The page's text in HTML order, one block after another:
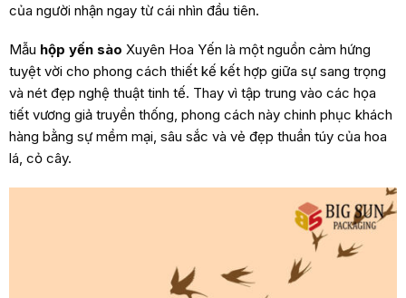
của người nhận ngay từ cái nhìn đầu tiên.
Mẫu hộp yến sào Xuyên Hoa Yến là một nguồn cảm hứng
tuyệt vời cho phong cách thiết kế kết hợp giữa sự sang trọng
và nét đẹp nghệ thuật tinh tế. Thay vì tập trung vào các họa
tiết vương giả truyền thống, phong cách này chinh phục khách
hàng bằng sự mềm mại, sâu sắc và vẻ đẹp thuần túy của hoa
lá, cỏ cây.